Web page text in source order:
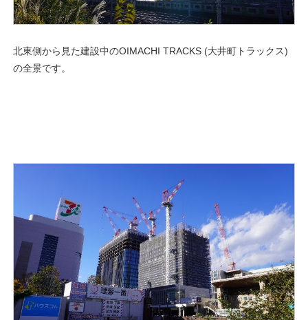
北東側から見た建設中のOIMACHI TRACKS (大井町トラックス)
の全景です。